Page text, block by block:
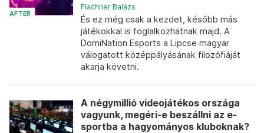
AFTER
Flachner Balázs
És ez még csak a kezdet, később más
játékokkal is foglalkozhatnak majd. A
DomiNation Esports a Lipcse magyar
válogatott középpályásának filozófiáját
akarja követni.
A négymillió videojátékos országa
vagyunk, megéri-e beszállni az e-
sportba a hagyományos kluboknak?